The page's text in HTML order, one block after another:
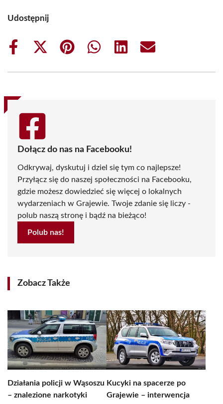
Udostępnij
Share
Share
(Twitter)
Share
Share
Share
Share
Dołącz do nas na Facebooku!
Odkrywaj, dyskutuj i dziel się tym co najlepsze!
Przyłącz się do naszej społeczności na Facebooku,
gdzie możesz dowiedzieć się więcej o lokalnych
wydarzeniach w Grajewie. Twoje zdanie się liczy -
polub naszą stronę i bądź na bieżąco!
Polub nas!
Zobacz Także
Działania policji w Wąsoszu
– znalezione narkotyki
Kucyki na spacerze po
Grajewie – interwencja